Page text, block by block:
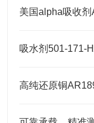
吸水剂501-171-
高纯还原铜